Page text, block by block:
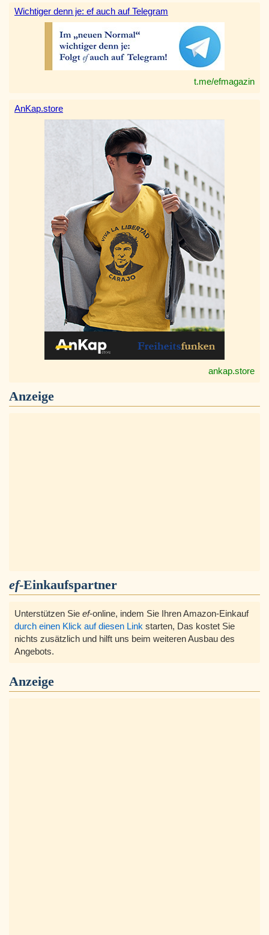
Wichtiger denn je: ef auch auf Telegram
t.me/efmagazin
AnKap.store
ankap.store
Anzeige
ef-Einkaufspartner
Unterstützen Sie ef-online, indem Sie Ihren Amazon-Einkauf
durch einen Klick auf diesen Link starten, Das kostet Sie
nichts zusätzlich und hilft uns beim weiteren Ausbau des
Angebots.
Anzeige